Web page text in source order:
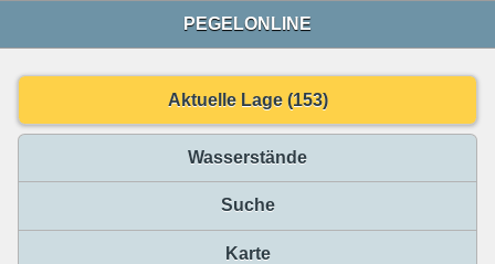
PEGELONLINE
Aktuelle Lage (153)
Wasserstände
Suche
Karte